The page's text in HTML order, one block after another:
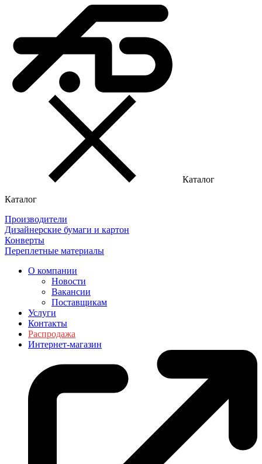
Каталог
Каталог
Производители
Дизайнерские бумаги и картон
Конверты
Переплетные материалы
О компании
Новости
Вакансии
Поставщикам
Услуги
Контакты
Распродажа
Интернет-магазин